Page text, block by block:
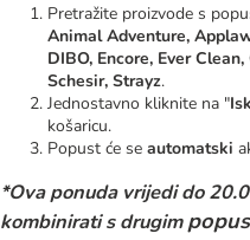
Pretražite proizvode s
Animal Adventure,
DIBO, Encore, Ever
Schesir, Strayz.
Jednostavno kliknite na "
košaricu.
Popust će se automatski
*Ova ponuda vrijedi do
kombinirati s drugim